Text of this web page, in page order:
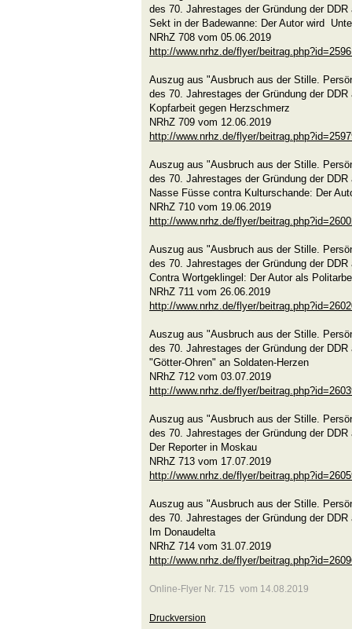
des 70. Jahrestages der Gründung der
Sekt in der Badewanne: Der Autor wird
NRhZ 708 vom 05.06.2019
http://www.nrhz.de/flyer/
Auszug aus "Ausbruch aus der Stille.
des 70. Jahrestages der Gründung der
Kopfarbeit gegen Herzschmerz
NRhZ 709 vom 12.06.2019
http://www.nrhz.de/flyer/
Auszug aus "Ausbruch aus der Stille.
des 70. Jahrestages der Gründung der
Nasse Füsse contra Kulturschande: Der
NRhZ 710 vom 19.06.2019
http://www.nrhz.de/flyer/
Auszug aus "Ausbruch aus der Stille.
des 70. Jahrestages der Gründung der
Contra Wortgeklingel: Der Autor als
NRhZ 711 vom 26.06.2019
http://www.nrhz.de/flyer/
Auszug aus "Ausbruch aus der Stille.
des 70. Jahrestages der Gründung der
"Götter-Ohren" an Soldaten-Herzen
NRhZ 712 vom 03.07.2019
http://www.nrhz.de/flyer/
Auszug aus "Ausbruch aus der Stille.
des 70. Jahrestages der Gründung der
Der Reporter in Moskau
NRhZ 713 vom 17.07.2019
http://www.nrhz.de/flyer/
Auszug aus "Ausbruch aus der Stille.
des 70. Jahrestages der Gründung der
Im Donaudelta
NRhZ 714 vom 31.07.2019
http://www.nrhz.de/flyer/
Online-Flyer Nr. 715 vom 14.08.2019
Druckversion